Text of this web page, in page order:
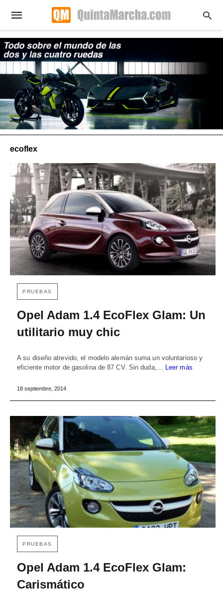
ecoflex
PRUEBAS
Opel Adam 1.4 EcoFlex Glam: Un
utilitario muy chic
A su diseño atrevido, el modelo alemán suma un voluntarioso y
eficiente motor de gasolina de 87 CV. Sin duda,… Leer más
18 septiembre, 2014
PRUEBAS
Opel Adam 1.4 EcoFlex Glam:
Carismático